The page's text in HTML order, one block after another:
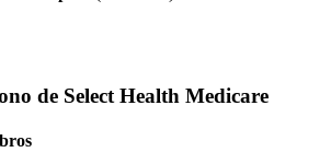
de Select Health Medicare